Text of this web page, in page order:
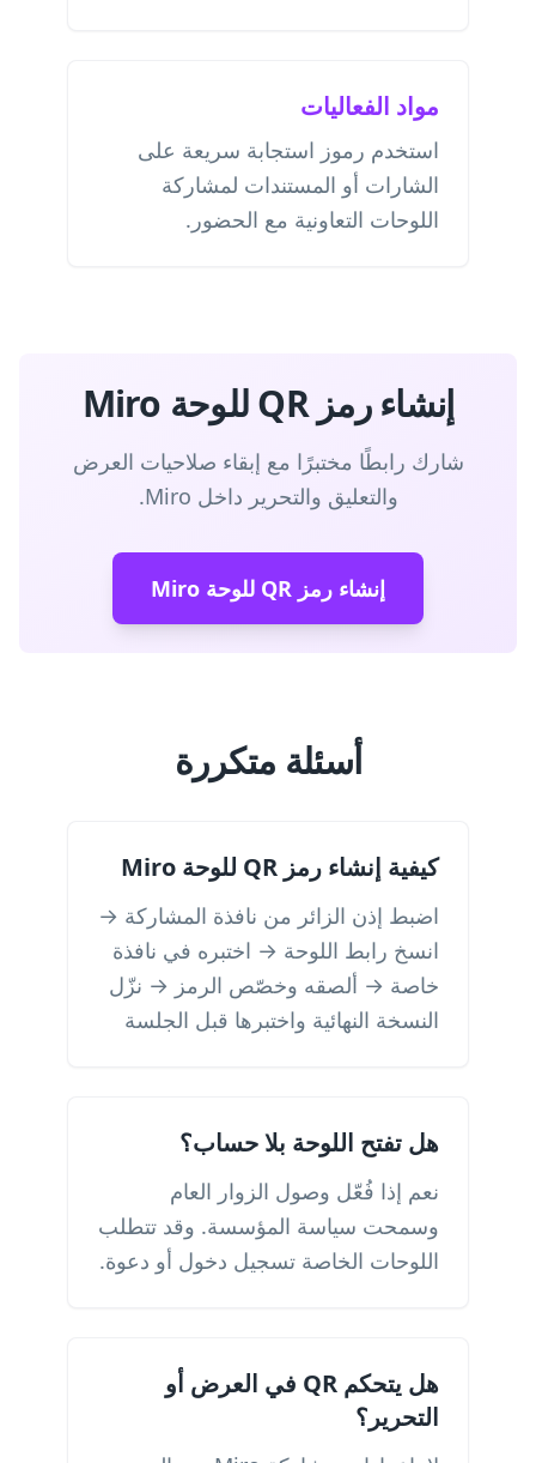
مواد الفعاليات
استخدم رموز استجابة سريعة على
الشارات أو المستندات لمشاركة
اللوحات التعاونية مع الحضور.
إنشاء رمز QR للوحة Miro
شارك رابطًا مختبرًا مع إبقاء صلاحيات العرض
والتعليق والتحرير داخل Miro.
إنشاء رمز QR للوحة Miro
أسئلة متكررة
كيفية إنشاء رمز QR للوحة Miro
اضبط إذن الزائر من نافذة المشاركة →
انسخ رابط اللوحة → اختبره في نافذة
خاصة → ألصقه وخصّص الرمز → نزّل
النسخة النهائية واختبرها قبل الجلسة
هل تفتح اللوحة بلا حساب؟
نعم إذا فُعّل وصول الزوار العام
وسمحت سياسة المؤسسة. وقد تتطلب
اللوحات الخاصة تسجيل دخول أو دعوة.
هل يتحكم QR في العرض أو
التحرير؟